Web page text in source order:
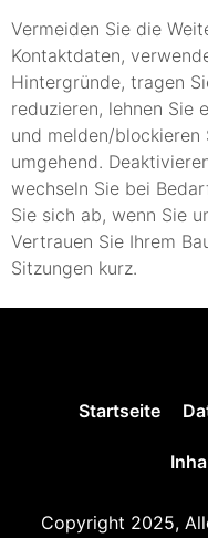
Vermeiden Sie die
Kontaktdaten,
Hintergründe, tragen
reduzieren, lehnen Sie
und melden/
umgehend.
wechseln Sie bei
Sie sich ab, wenn Sie
Vertrauen Sie Ihrem
Sitzungen kurz.
Startseite
Copyright 2025,